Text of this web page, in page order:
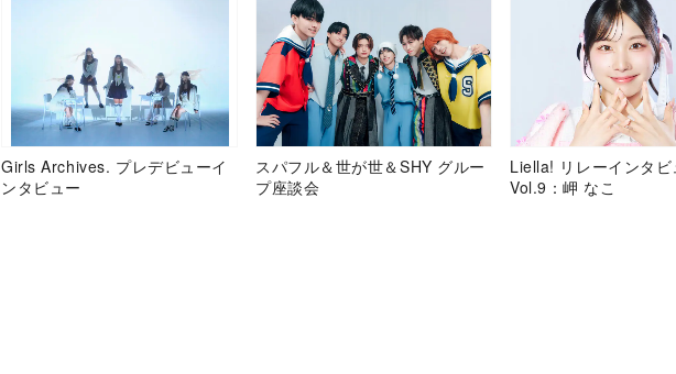
Girls Archives. プレデビューイ
ンタビュー
スパフル＆世が世＆SHY グルー
プ座談会
Liella! リレーインタビ
Vol.9：岬 なこ